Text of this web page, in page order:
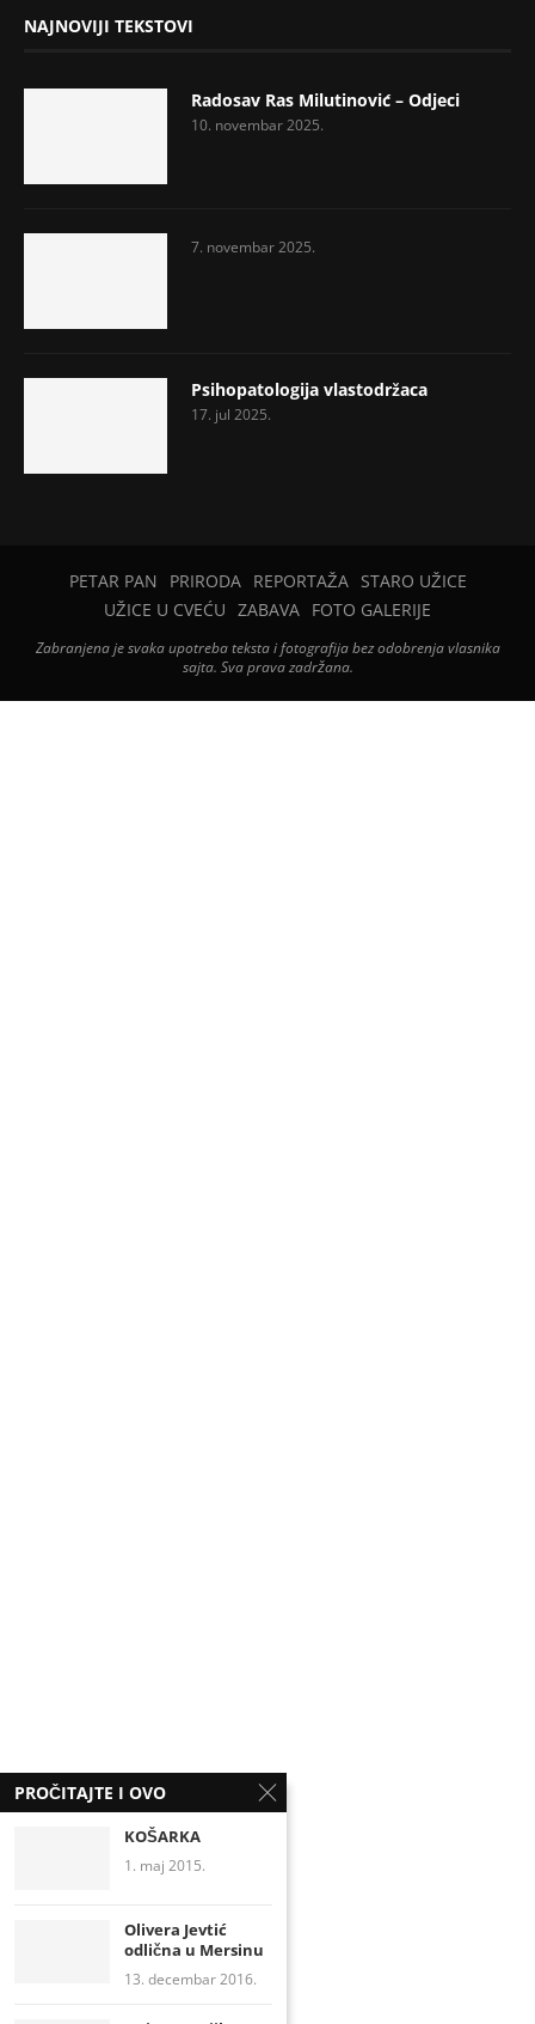
NAJNOVIJI TEKSTOVI
Radosav Ras Milutinović – Odjeci
10. novembar 2025.
7. novembar 2025.
Psihopatologija vlastodržaca
17. jul 2025.
PETAR PAN PRIRODA REPORTAŽA
STARO UŽICE
UŽICE U CVEĆU ZABAVA FOTO GALERIJE
Zabranjena je svaka upotreba teksta i fotografija bez odobrenja vlasnika
sajta. Sva prava zadržana.
PROČITAJTE I OVO
KOŠARKA
1. maj 2015.
Olivera Jevtić
odlična u Mersinu
13. decembar 2016.